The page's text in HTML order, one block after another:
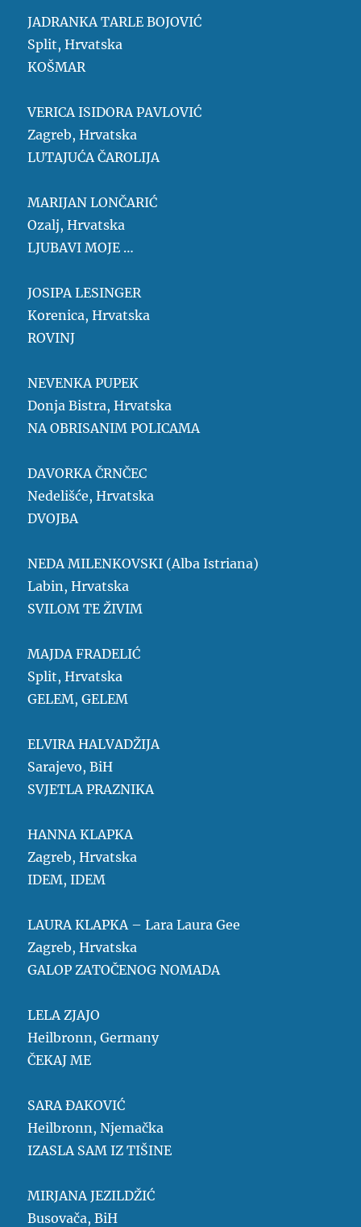
JADRANKA TARLE BOJOVIĆ
Split, Hrvatska
KOŠMAR
VERICA ISIDORA PAVLOVIĆ
Zagreb, Hrvatska
LUTAJUĆA ČAROLIJA
MARIJAN LONČARIĆ
Ozalj, Hrvatska
LJUBAVI MOJE …
JOSIPA LESINGER
Korenica, Hrvatska
ROVINJ
NEVENKA PUPEK
Donja Bistra, Hrvatska
NA OBRISANIM POLICAMA
DAVORKA ČRNČEC
Nedelišće, Hrvatska
DVOJBA
NEDA MILENKOVSKI (Alba Istriana)
Labin, Hrvatska
SVILOM TE ŽIVIM
MAJDA FRADELIĆ
Split, Hrvatska
GELEM, GELEM
ELVIRA HALVADŽIJA
Sarajevo, BiH
SVJETLA PRAZNIKA
HANNA KLAPKA
Zagreb, Hrvatska
IDEM, IDEM
LAURA KLAPKA – Lara Laura Gee
Zagreb, Hrvatska
GALOP ZATOČENOG NOMADA
LELA ZJAJO
Heilbronn, Germany
ČEKAJ ME
SARA ĐAKOVIĆ
Heilbronn, Njemačka
IZASLA SAM IZ TIŠINE
MIRJANA JEZILDŽIĆ
Busovača, BiH